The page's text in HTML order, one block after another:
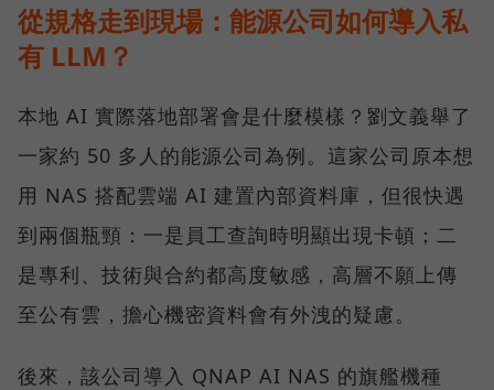
從規格走到現場：能源公司如何導入私
有 LLM？
本地 AI 實際落地部署會是什麼模樣？劉文義舉了
一家約 50 多人的能源公司為例。這家公司原本想
用 NAS 搭配雲端 AI 建置內部資料庫，但很快遇
到兩個瓶頸：一是員工查詢時明顯出現卡頓；二
是專利、技術與合約都高度敏感，高層不願上傳
至公有雲，擔心機密資料會有外洩的疑慮。
後來，該公司導入 QNAP AI NAS 的旗艦機種